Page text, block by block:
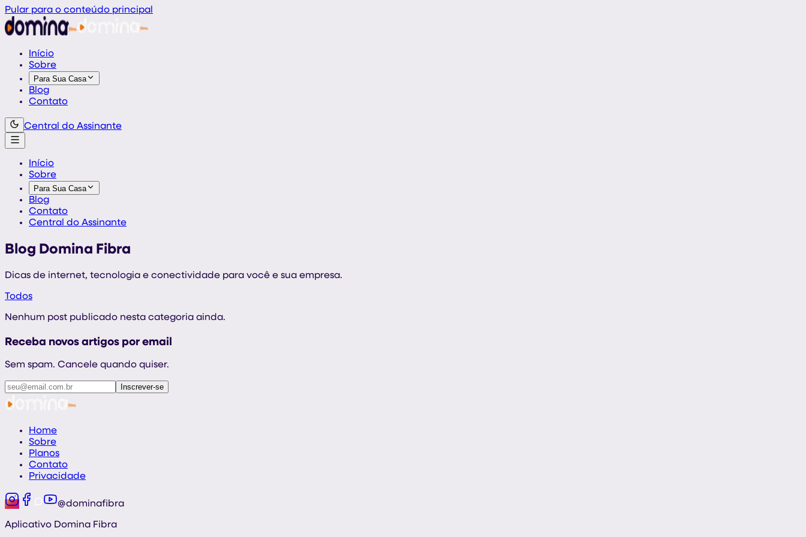
Pular para o conteúdo principal
Início
Sobre
Para Sua Casa
Blog
Contato
Central do Assinante
Início
Sobre
Para Sua Casa
Blog
Contato
Central do Assinante
Blog Domina Fibra
Dicas de internet, tecnologia e conectividade para você e sua empresa.
Todos
Nenhum post publicado nesta categoria ainda.
Receba novos artigos por email
Sem spam. Cancele quando quiser.
Inscrever-se
Home
Sobre
Planos
Contato
Privacidade
@dominafibra
Aplicativo Domina Fibra